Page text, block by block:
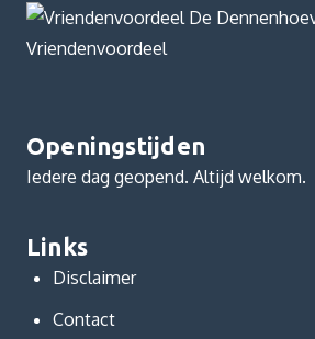
Vriendenvoordeel
Openingstijden
Iedere dag geopend. Altijd welkom.
Links
Disclaimer
Contact